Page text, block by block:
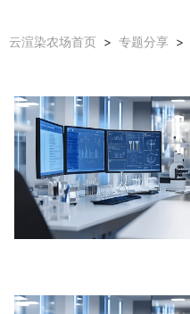
云渲染农场首页 专题分享